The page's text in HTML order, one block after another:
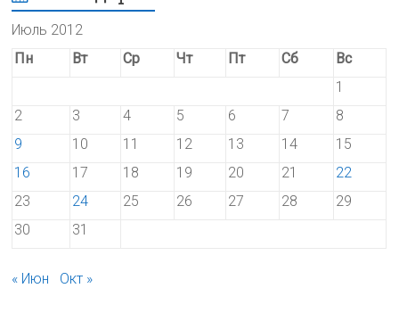
Июль 2012
Пн
Вт Ср Чт Пт Сб
Вс
1
2
3 4 5 6 7
8
9
10 11 12 13 14
15
16
17 18 19 20 21
22
23
24 25 26 27 28
29
30
31
« Июн Окт »